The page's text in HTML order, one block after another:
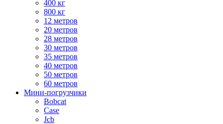
400 кг
800 кг
12 метров
20 метров
28 метров
30 метров
35 метров
40 метров
50 метров
60 метров
Мини-погрузчики
Bobcat
Case
Jcb